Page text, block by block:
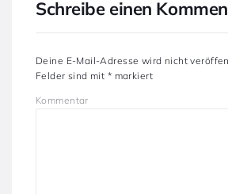
Schreibe einen
Deine E-Mail-Adresse wird nicht
Felder sind mit * markiert
Kommentar